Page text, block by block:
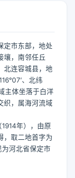
定市东部，地处
壤，南邻任丘
北连容城县，地
、北纬
主体坐落于白洋
织，属海河流域
年），由原
，取二地首字为
为河北省保定市